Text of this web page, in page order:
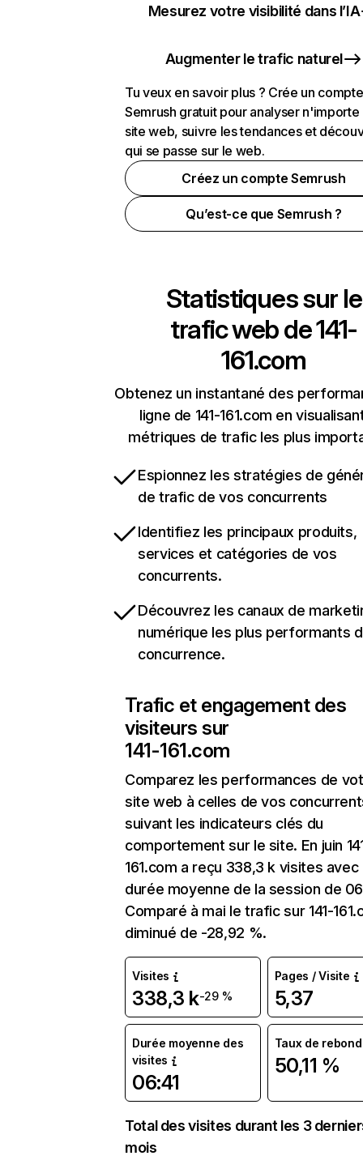
Mesurez votre visibilité dans l’IA
Augmenter le trafic naturel
Tu veux en savoir plus ? Crée un compte
Semrush gratuit pour analyser n'importe
site web, suivre les tendances et
qui se passe sur le web.
Créez un compte Semrush
Qu’est-ce que Semrush ?
Statistiques sur le
trafic web de141-
161.com
Obtenez un instantané des
ligne de 141-161.com en
métriques de trafic les plus
Espionnez les stratégies de
de trafic de vos concurrents
Identifiez les principaux produits,
services et catégories de vos
concurrents.
Découvrez les canaux de
numérique les plus performants
concurrence.
Trafic et engagement des
visiteurs sur
141-161.com
Comparez les performances de
site web à celles de vos
suivant les indicateurs clés du
comportement sur le site. En juin
161.com a reçu 338,3 k visites avec
durée moyenne de la session de
Comparé à mai le trafic sur 141-
diminué de -28,92 %.
Visites
338,3 k-29 %
Pages / Visite
5,37
Durée moyenne des
visites
06:41
Taux de rebond
50,11 %
Total des visites durant les 3
mois